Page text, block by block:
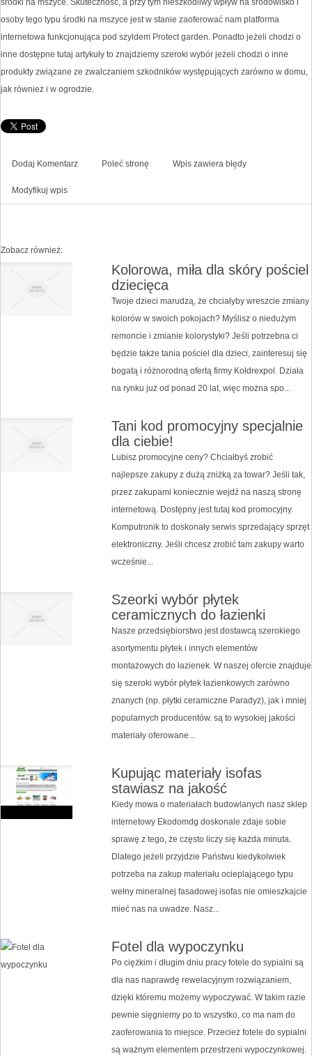
środki na mszyce. Skuteczność, a przy tym nieszkodliwy wpływ na środowisko i
osoby tego typu środki na mszyce jest w stanie zaoferować nam platforma
internetowa funkcjonująca pod szyldem Protect garden. Ponadto jeżeli chodzi o
inne dostępne tutaj artykuły to znajdziemy szeroki wybór jeżeli chodzi o inne
produkty związane ze zwalczaniem szkodników występujących zarówno w domu,
jak również i w ogrodzie.
Dodaj Komentarz Poleć stronę Wpis zawiera błędy
Modyfikuj wpis
Zobacz również:
Kolorowa, miła dla skóry pościel
dziecięca
Twoje dzieci marudzą, że chciałyby wreszcie zmiany
kolorów w swoich pokojach? Myślisz o niedużym
remoncie i zmianie kolorystyki? Jeśli potrzebna ci
będzie także tania pościel dla dzieci, zainteresuj się
bogatą i różnorodną ofertą firmy Kołdrexpol. Działa
na rynku już od ponad 20 lat, więc można spo...
Tani kod promocyjny specjalnie
dla ciebie!
Lubisz promocyjne ceny? Chciałbyś zrobić
najlepsze zakupy z dużą zniżką za towar? Jeśli tak,
przez zakupami koniecznie wejdź na naszą stronę
internetową. Dostępny jest tutaj kod promocyjny.
Komputronik to doskonały serwis sprzedający sprzęt
elektroniczny. Jeśli chcesz zrobić tam zakupy warto
wcześnie...
Szeorki wybór płytek
ceramicznych do łazienki
Nasze przedsiębiorstwo jest dostawcą szerokiego
asortymentu płytek i innych elementów
montażowych do łazienek. W naszej ofercie znajduje
się szeroki wybór płytek łazienkowych zarówno
znanych (np. płytki ceramiczne Paradyż), jak i mniej
popularnych producentów. są to wysokiej jakości
materiały oferowane...
Kupując materiały isofas
stawiasz na jakość
Kiedy mowa o materiałach budowlanych nasz sklep
internetowy Ekodomdg doskonale zdaje sobie
sprawę z tego, że często liczy się każda minuta.
Dlatego jeżeli przyjdzie Państwu kiedykolwiek
potrzeba na zakup materiału ocieplającego typu
wełny mineralnej fasadowej isofas nie omieszkajcie
mieć nas na uwadze. Nasz...
Fotel dla wypoczynku
Po ciężkim i długim dniu pracy fotele do sypialni są
dla nas naprawdę rewelacyjnym rozwiązaniem,
dzięki któremu możemy wypoczywać. W takim razie
pewnie sięgniemy po to wszystko, co ma nam do
zaoferowania to miejsce. Przecież fotele do sypialni
są ważnym elementem przestrzeni wypoczynkowej.